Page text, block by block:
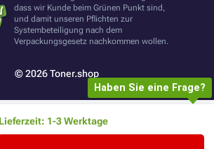
1-3 Werktage
dass wir Kunde beim Grünen Punkt sind,
und damit unseren Pflichten zur
Systembeteiligung nach dem
Verpackungsgesetz nachkommen wollen.
© 2026 Toner.shop
Haben Sie eine Frage?